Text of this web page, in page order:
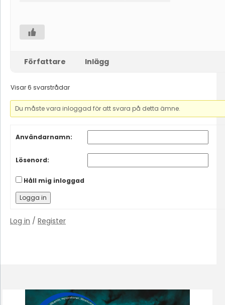
Författare Inlägg
Visar 6 svarstrådar
Du måste vara inloggad för att svara på detta ämne.
Användarnamn:
Lösenord:
Håll mig inloggad
Logga in
Log in / Register